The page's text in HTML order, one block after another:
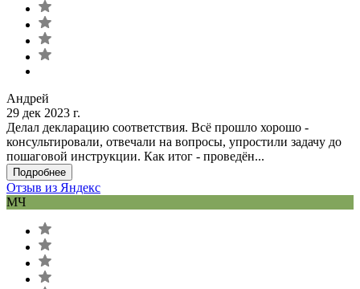
Андрей
29 дек 2023 г.
Делал декларацию соответствия. Всё прошло хорошо -
консультировали, отвечали на вопросы, упростили задачу до
пошаговой инструкции. Как итог - проведён...
Подробнее
Отзыв из Яндекс
МЧ